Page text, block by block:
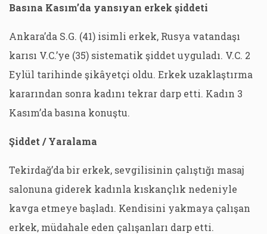
Basına Kasım’da yansıyan erkek şiddeti
Ankara’da S.G. (41) isimli erkek, Rusya vatandaşı
karısı V.C.’ye (35) sistematik şiddet uyguladı. V.C. 2
Eylül tarihinde şikâyetçi oldu. Erkek uzaklaştırma
kararından sonra kadını tekrar darp etti. Kadın 3
Kasım’da basına konuştu.
Şiddet / Yaralama
Tekirdağ’da bir erkek, sevgilisinin çalıştığı masaj
salonuna giderek kadınla kıskançlık nedeniyle
kavga etmeye başladı. Kendisini yakmaya çalışan
erkek, müdahale eden çalışanları darp etti.